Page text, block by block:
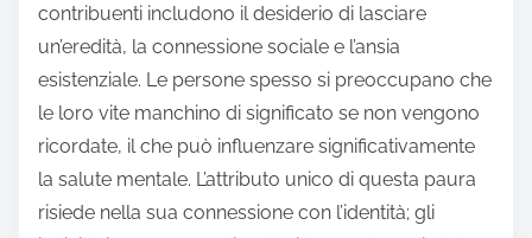
contribuenti includono il desiderio di lasciare
un’eredità, la connessione sociale e l’ansia
esistenziale. Le persone spesso si preoccupano che
le loro vite manchino di significato se non vengono
ricordate, il che può influenzare significativamente
la salute mentale. L’attributo unico di questa paura
risiede nella sua connessione con l’identità; gli